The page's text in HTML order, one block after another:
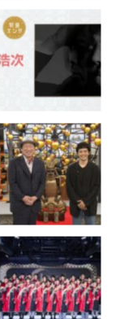
フとして実働し
になっていた。
映像チェック用
り畳み椅子やキ
片付ける必要が
いい“撮影用小
「記者役」とし
して梅雨空で心
愛のある“差し
全体が、開放的